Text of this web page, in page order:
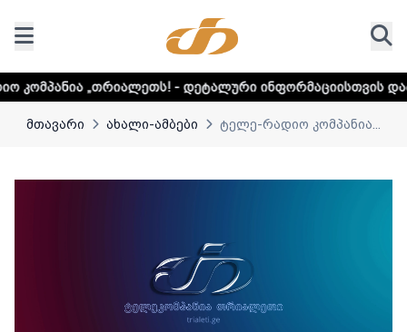
- დეტალური ინფორმაციისთვის დააკლიკეთ ლინკს
მთავარი ახალი-ამბები ტელე-რადიო კომპანია...